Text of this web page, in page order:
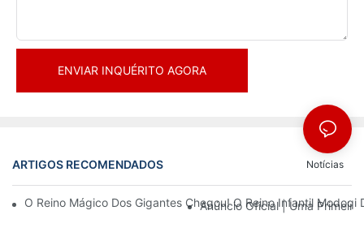
ENVIAR INQUÉRITO AGORA
ARTIGOS RECOMENDADOS Notícias
O Reino Mágico Dos Gigantes Chegou! O Reino Infantil
Anúncio Oficial | Uma